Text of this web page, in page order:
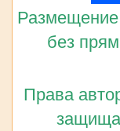
Размещение
без
Права